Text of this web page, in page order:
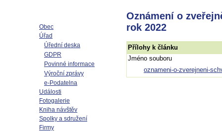
Obec
Úřad
Úřední deska
GDPR
Povinné informace
Výroční zprávy
e-Podatelna
Události
Fotogalerie
Kniha návštěv
Spolky a sdružení
Firmy
Oznámení o
rok 2022
Přílohy k článku
Jméno souboru
oznameni-o-zverejneni-